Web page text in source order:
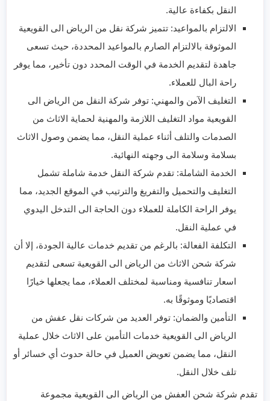
النقل بكفاءة عالية.
الالتزام بالمواعيد: تتميز شركة نقل من الرياض الى القويعية
الموثوقة بالالتزام الصارم بالمواعيد المحددة، حيث تسعى
جاهدة لتقديم الخدمة في الوقت المحدد دون تأخير، مما يوفر
راحة البال للعملاء.
التغليف الآمن والمهني: توفر شركة النقل من الرياض الى
القويعية مواد التغليف اللازمة والمهنية لحماية الاثاث من
الصدمات والتلف أثناء عملية النقل، مما يضمن وصول الاثاث
بسلامة وسلامة الى وجهته النهائية.
الخدمة الشاملة: تقدم شركة النقل خدمة شاملة تشمل
التغليف والتحميل والتفريغ والترتيب في الموقع الجديد، مما
يوفر الراحة الكاملة للعملاء دون الحاجة الى التدخل اليدوي
في عملية النقل.
التكلفة الفعالة: بالرغم من تقديم خدمات عالية الجودة، إلا أن
شركة شحن الاثاث من الرياض الى القويعية تسعى لتقديم
اسعار تنافسية ومناسبة لمختلف العملاء، مما يجعلها خيارًا
اقتصاديًا وموثوقًا به.
التأمين والضمان: توفر العديد من شركات نقل عفش من
الرياض الى القويعية خدمات التأمين على الاثاث خلال عملية
النقل، مما يضمن تعويض العميل في حالة حدوث أي خسائر أو
تلف خلال النقل.
تقدم شركة شحن العفش من الرياض الى القويعية مجموعة